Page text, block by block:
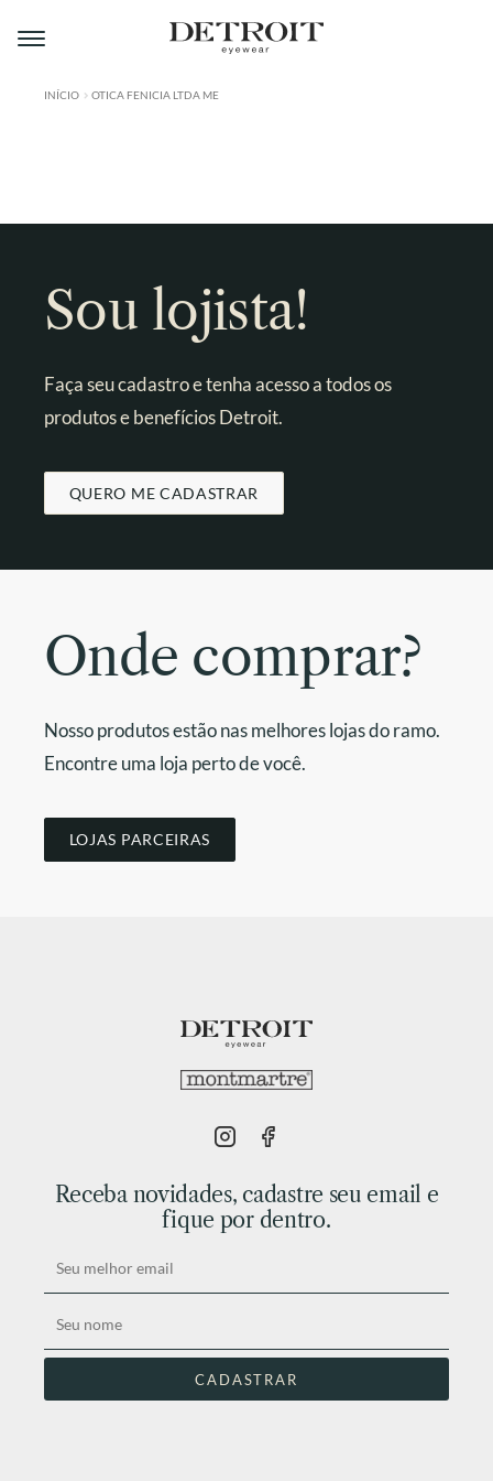
Pular
para
Pular
para
A MONTMARTRE
CONTATO
INÍCIO OTICA FENICIA LTDA ME
Sou lojista!
Faça seu cadastro e tenha acesso a todos os
produtos e benefícios Detroit.
QUERO ME CADASTRAR
Onde comprar?
Nosso produtos estão nas melhores lojas do ramo.
Encontre uma loja perto de você.
LOJAS PARCEIRAS
Receba novidades, cadastre seu email e
fique por dentro.